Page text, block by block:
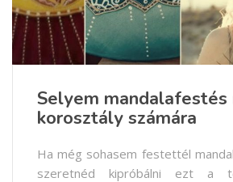
Selyem mandalafestés
korosztály számára
Ha még sohasem festettél
szeretnéd kipróbálni ezt a